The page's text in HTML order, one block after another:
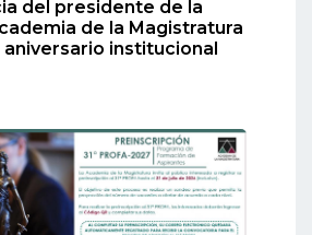
del presidente de la
de la Magistratura
aniversario institucional